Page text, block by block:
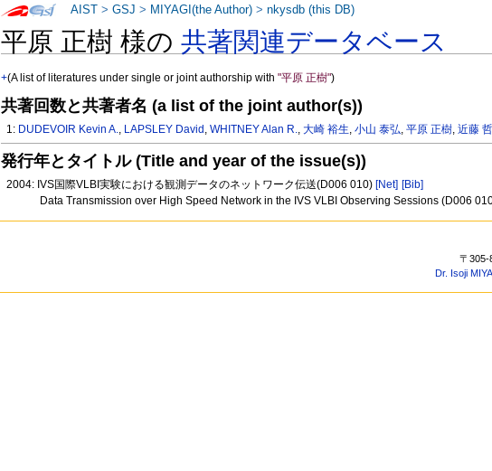
平原 正樹 様の共著関連データベース
+(A list of literatures under single or joint authorship with"平原 正樹")
共著回数と共著者名 (a list of the joint author(s))
1: DUDEVOIR Kevin A., LAPSLEY David ,WHITNEY Alan R.,大崎 裕生,小山 泰弘,平原 正樹,近藤
発行年とタイトル (Title and year of the issue(s))
2004: IVS国際VLBI実験における観測データのネットワーク伝送(D006 010) [Net] [Bib]
Data Transmission over High Speed Network in the IVS VLBI Observing Sessions (D006
AIST >GSJ > MIYAGI(the Author) >nkysdb (this DB)
〒
Dr. Isoji